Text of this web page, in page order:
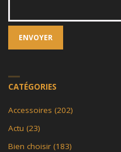
CATÉGORIES
Accessoires (202)
Actu (23)
Bien choisir(183)